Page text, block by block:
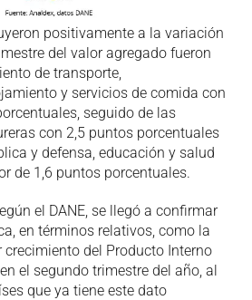
positivamente a la variación
del valor agregado fueron
de transporte,
y servicios de comida con
seguido de las
con 2,5 puntos porcentuales
y defensa, educación y salud
de 1,6 puntos porcentuales.
el DANE, se llegó a confirmar
en términos relativos, como la
del Producto Interno
el segundo trimestre del año, al
que ya tiene este dato